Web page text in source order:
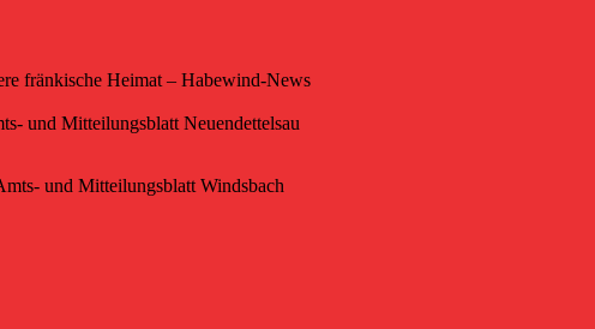
fränkische Heimat – Habewind-News
und Mitteilungsblatt Neuendettelsau
und Mitteilungsblatt Windsbach